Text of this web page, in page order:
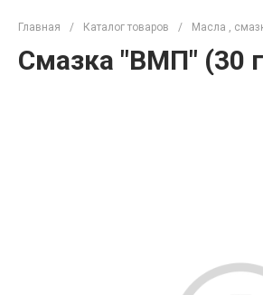
Главная / Каталог товаров / Масла ,
Смазка "ВМП" (30